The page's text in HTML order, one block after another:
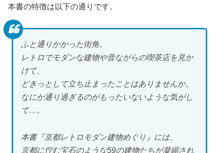
本書の特徴は以下の通りです。
ふと通りかかった街角。
レトロでモダンな建物や昔ながらの喫茶店を見か
けて、
どきっとして立ち止まったことはありませんか。
なにか通り過ぎるのがもったいないような気がし
て…。
本書『京都レトロモダン建物めぐり』には、
京都に佇む宝石のような59の建物たちが凝縮され